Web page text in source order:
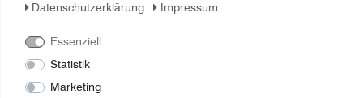
Daten­schutz­erklärung
Impressum
Essenziell
Statistik
Marketing